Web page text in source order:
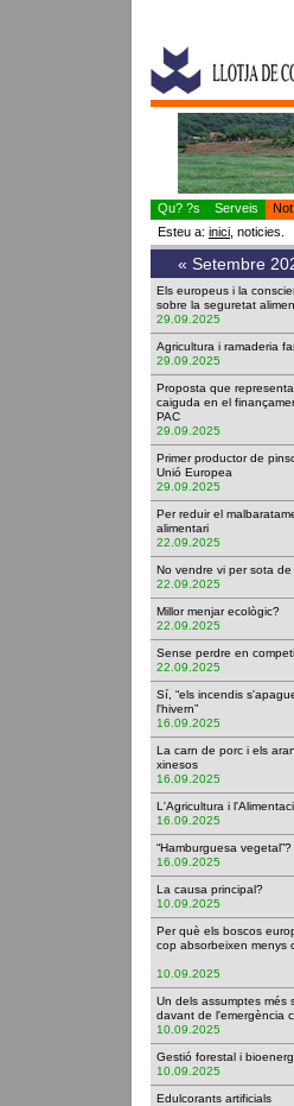
Qu? ?s Serveis
Esteu a: inici , noticies.
« Setembre
Els europeus i la
sobre la seguretat
29.09.2025
Agricultura i ramaderia
29.09.2025
Proposta que
caiguda en el
PAC
29.09.2025
Primer productor de
Unió Europea
29.09.2025
Per reduir el
alimentari
22.09.2025
No vendre vi per sota
22.09.2025
Millor menjar ecològic?
22.09.2025
Sense perdre en
22.09.2025
Sí, “els incendis
l'hivern”
16.09.2025
La carn de porc i els
xinesos
16.09.2025
L'Agricultura i
16.09.2025
“Hamburguesa
16.09.2025
La causa principal?
10.09.2025
Per què els boscos
cop absorbeixen menys
10.09.2025
Un dels assumptes més
davant de l'emergència
10.09.2025
Gestió forestal i
10.09.2025
Edulcorants artificials